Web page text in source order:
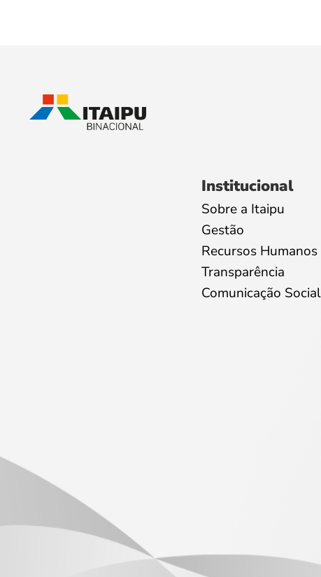
Institucional
Sobre a Itaipu
Gestão
Recursos Humanos
Transparência
Comunicação Social